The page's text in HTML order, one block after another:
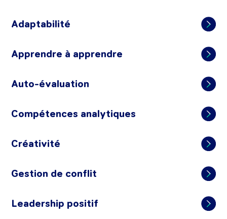
Adaptabilité
Apprendre à apprendre
Auto-évaluation
Compétences analytiques
Créativité
Gestion de conflit
Leadership positif